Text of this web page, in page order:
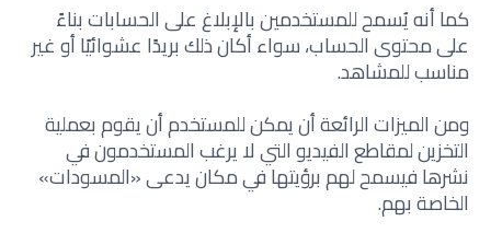
كما أنه يُسمح للمستخدمين بالإبلاغ على الحسابات بناءً
على محتوى الحساب، سواء أكان ذلك بريدًا عشوائيًا أو غير
مناسب للمشاهد.
ومن الميزات الرائعة أن يمكن للمستخدم أن يقوم بعملية
التخزين لمقاطع الفيديو التي لا يرغب المستخدمون في
نشرها فيسمح لهم برؤيتها في مكان يدعى «المسودات»
الخاصة بهم.